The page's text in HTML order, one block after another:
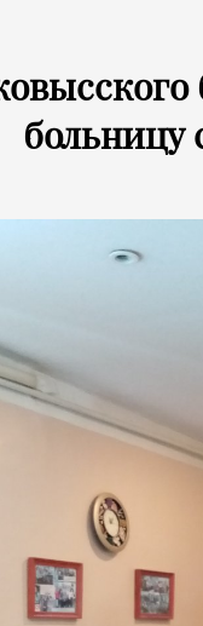
больницу